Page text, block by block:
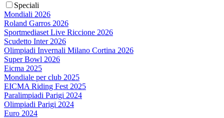
Speciali
Mondiali 2026
Roland Garros 2026
Sportmediaset Live Riccione 2026
Scudetto Inter 2026
Olimpiadi Invernali Milano Cortina 2026
Super Bowl 2026
Eicma 2025
Mondiale per club 2025
EICMA Riding Fest 2025
Paralimpiadi Parigi 2024
Olimpiadi Parigi 2024
Euro 2024